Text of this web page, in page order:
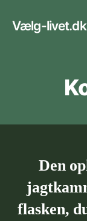
Vælg-livet.dk
Den
flasken,